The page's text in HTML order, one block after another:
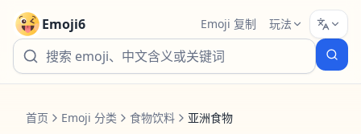
Emoji6 Emoji 复制 玩法
首页 Emoji 分类 食物饮料 亚洲食物